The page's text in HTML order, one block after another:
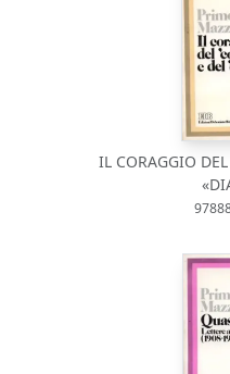
IL CORAGGIO